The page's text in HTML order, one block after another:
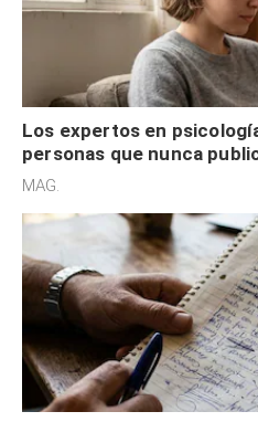
Los expertos en
personas que nunca
redes sociales no
MAG.